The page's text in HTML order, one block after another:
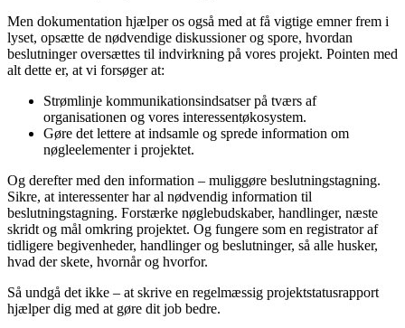
Men dokumentation hjælper os også med at få vigtige emner frem i
lyset, opsætte de nødvendige diskussioner og spore, hvordan
beslutninger oversættes til indvirkning på vores projekt. Pointen med
alt dette er, at vi forsøger at:
Strømlinje kommunikationsindsatser på tværs af
organisationen og vores interessentøkosystem.
Gøre det lettere at indsamle og sprede information om
nøgleelementer i projektet.
Og derefter med den information – muliggøre beslutningstagning.
Sikre, at interessenter har al nødvendig information til
beslutningstagning. Forstærke nøglebudskaber, handlinger, næste
skridt og mål omkring projektet. Og fungere som en registrator af
tidligere begivenheder, handlinger og beslutninger, så alle husker,
hvad der skete, hvornår og hvorfor.
Så undgå det ikke – at skrive en regelmæssig projektstatusrapport
hjælper dig med at gøre dit job bedre.